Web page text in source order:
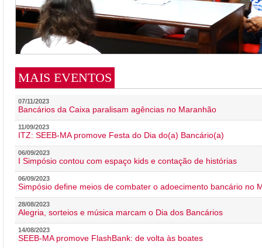
MAIS EVENTOS
07/11/2023
Bancários da Caixa paralisam agências no Maranhão
11/09/2023
ITZ: SEEB-MA promove Festa do Dia do(a) Bancário(a)
06/09/2023
I Simpósio contou com espaço kids e contação de histórias
06/09/2023
Simpósio define meios de combater o adoecimento bancário no
28/08/2023
Alegria, sorteios e música marcam o Dia dos Bancários
14/08/2023
SEEB-MA promove FlashBank: de volta às boates